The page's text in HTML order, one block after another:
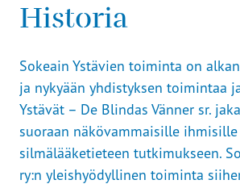
Historia
Sokeain Ystävien toiminta on
ja nykyään yhdistyksen toimintaa
Ystävät – De Blindas Vänner sr.
suoraan näkövammaisille
silmälääketieteen tutkimukseen.
ry:n yleishyödyllinen toiminta